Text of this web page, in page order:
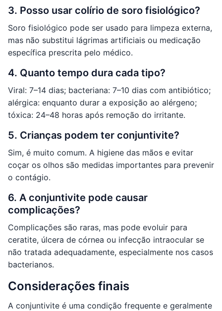
3. Posso usar colírio de soro fisiológico?
Soro fisiológico pode ser usado para limpeza externa,
mas não substitui lágrimas artificiais ou medicação
específica prescrita pelo médico.
4. Quanto tempo dura cada tipo?
Viral: 7–14 dias; bacteriana: 7–10 dias com antibiótico;
alérgica: enquanto durar a exposição ao alérgeno;
tóxica: 24–48 horas após remoção do irritante.
5. Crianças podem ter conjuntivite?
Sim, é muito comum. A higiene das mãos e evitar
coçar os olhos são medidas importantes para prevenir
o contágio.
6. A conjuntivite pode causar
complicações?
Complicações são raras, mas pode evoluir para
ceratite, úlcera de córnea ou infecção intraocular se
não tratada adequadamente, especialmente nos casos
bacterianos.
Considerações finais
A conjuntivite é uma condição frequente e geralmente